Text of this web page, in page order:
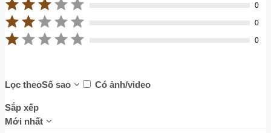
0
0
0
Lọc theoSố sao Có ảnh/video
Sắp xếp
Mới nhất